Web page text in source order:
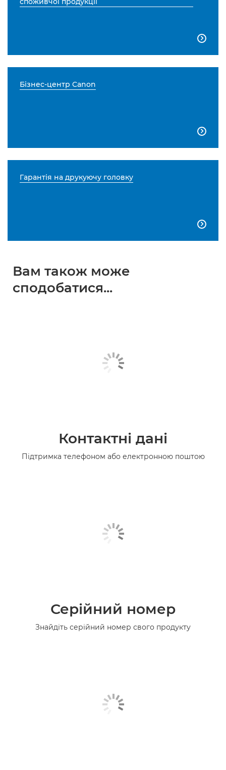

Бізнес-центр Canon

Гарантія на друкуючу головку

Вам також може
сподобатися...
Контактні дані
Підтримка телефоном або електронною поштою
Серійний номер
Знайдіть серійний номер свого продукту